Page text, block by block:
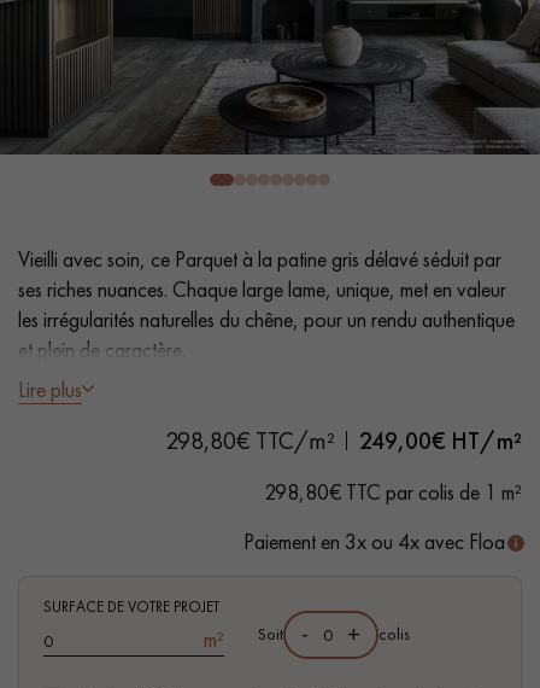
PARQUET FUMÉ
PARQUET LAMES LARGES XXL PARQUET EN CHÊNE
ACCESSOIRES PARQUET
D'INTÉRIEUR
Nos conseillers sont disponibles au
0805 82 82 82
VOUS AVEZ UN PROJET ?
Nos experts sont à votre disposition pour vous guider pas à
pas dans le choix et la pose de votre parquet.
Vieilli avec soin, ce Parquet à la patine gris délavé séduit par
ses riches nuances. Chaque large lame, unique, met en valeur
les irrégularités naturelles du chêne, pour un rendu authentique
et plein de caractère.
- Lames Largeur XL 18 cm
- Choix Country - nœuds, gerces, fissures colmatées, aubiers
Lire plus
298,80€ TTC/m² 249,00€ HT/m²
298,80€ TTC par colis de 1 m²
Paiement en 3x ou 4x avec Floa
SURFACE DE VOTRE PROJET
m² Soit - + colis